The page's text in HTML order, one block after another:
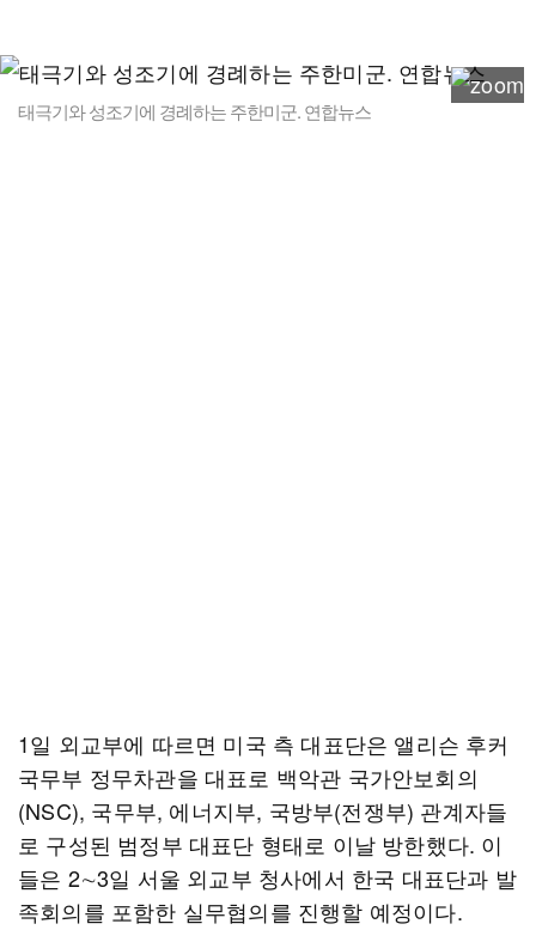
태극기와 성조기에 경례하는 주한미군. 연합뉴스
1일 외교부에 따르면 미국 측 대표단은 앨리슨 후커
국무부 정무차관을 대표로 백악관 국가안보회의
(NSC), 국무부, 에너지부, 국방부(전쟁부) 관계자들
로 구성된 범정부 대표단 형태로 이날 방한했다. 이
들은 2∼3일 서울 외교부 청사에서 한국 대표단과 발
족회의를 포함한 실무협의를 진행할 예정이다.